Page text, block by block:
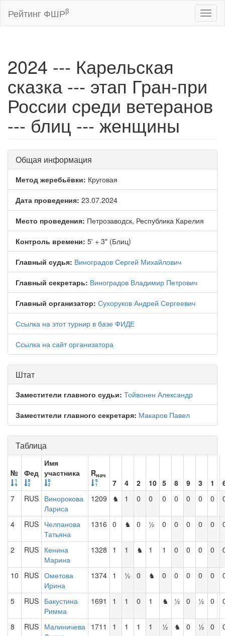
Рейтинг ФШРβ
2024 --- Карельская
сказка --- этап Гран-при
России среди ветеранов
--- блиц --- женщины
Общая информация
Метод жеребьёвки: Круговая
Дата проведения: 23.07.2024
Место проведения: Петрозаводск, Республика Карелия
Контроль времени: 5' + 3" (Блиц)
Главный судья: Виноградов Сергей Михайлович
Главный секретарь: Виноградов Владимир Петрович
Главный организатор: Сухоруков Андрей Сергеевич
Ссылка на этот турнир в базе ФИДЕ
Ссылка на сайт организатора
Штат
Заместители главного судьи: Тойвонен Александр
Заместители главного секретаря: Макаров Павел
Таблица
№ Фед
Имя
участника
Rнач
7 4 2 10 5 8 9 3 1
7
RUS Винорокова
Лариса
1209 ♞ 1 0 0 0 0 0 0 0
4 RUS Челпанова
Татьяна
1316 0 ♞ 0 ½ 0 0 0 0 0
2 RUS Кенина
Марина
1328 1 1 ♞ 1 1 0 0 0 0
10 RUS Ометова
Ирина
1374 1 ½ 0 ♞ 0 0 0 0 0
5 RUS Бакустина
Римма
1691 1 1 0 1 ♞ ½ 0 ½ 0
8 RUS Малиничева 1711 1 1 1 1 ½ ♞ 0 ½ 0